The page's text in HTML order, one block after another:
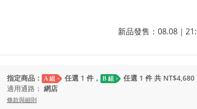
新品發售：08.08｜
指定商品： A 組 任選 1 件， B 組
任選 1 件 共 NT$4,680
適用通路： 網店
條款與細則